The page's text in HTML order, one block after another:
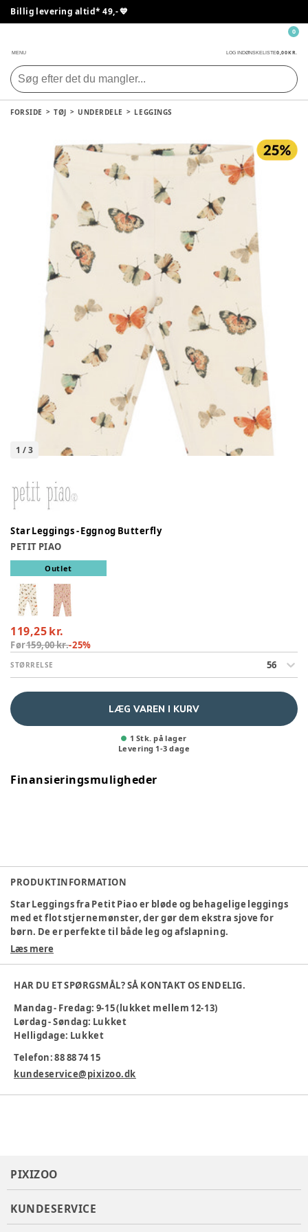
Billig levering altid* 49,- 💙
MENU LOG INDØNSKELISTE0,00 KR.
0
FORSIDE TØJ UNDERDELE LEGGINGS
1 /3
Star Leggings - Eggnog Butterfly
PETIT PIAO
Outlet
119,25 kr.
Før159,00 kr.-25%
STØRRELSE 56
LÆG VAREN I KURV
1 Stk. på lager
Levering 1-3 dage
Finansieringsmuligheder
PRODUKTINFORMATION
Star Leggings fra Petit Piao er bløde og behagelige leggings
med et flot stjernemønster, der gør dem ekstra sjove for
børn. De er perfekte til både leg og afslapning.
100 % økologisk bomuld
God pasform
Ideelle til hverdagsbrug og nemme at kombinere med andre
styles. Gør garderoben lidt mere magisk med Star Leggings!
Farve:Beige
Materiale:Økologisk bomuld
Læs mere
HAR DU ET SPØRGSMÅL? SÅ KONTAKT OS ENDELIG.
Mandag - Fredag: 9-15 (lukket mellem 12-13)
Lørdag - Søndag: Lukket
Helligdage: Lukket
Telefon: 88 88 74 15
kundeservice@pixizoo.dk
PIXIZOO
KUNDESERVICE